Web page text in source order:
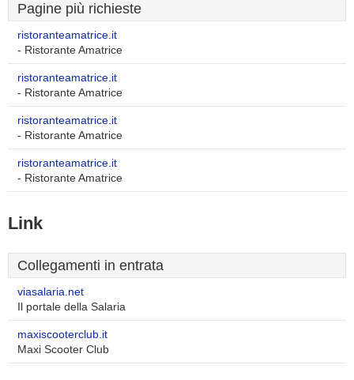
Pagine più richieste
ristoranteamatrice.it
- Ristorante Amatrice
ristoranteamatrice.it
- Ristorante Amatrice
ristoranteamatrice.it
- Ristorante Amatrice
ristoranteamatrice.it
- Ristorante Amatrice
Link
Collegamenti in entrata
viasalaria.net
Il portale della Salaria
maxiscooterclub.it
Maxi Scooter Club